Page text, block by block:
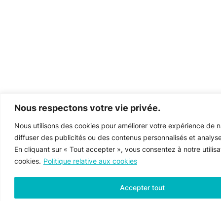
Nous respectons votre vie privée.
Nous utilisons des cookies pour améliorer votre expérience de
diffuser des publicités ou des contenus personnalisés et
En cliquant sur « Tout accepter », vous consentez à notre
cookies. Politique relative aux cookies
Accepter tout